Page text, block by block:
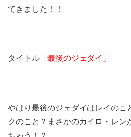
てきました！！
タイトル 「最後のジェダイ」
やはり最後のジェダイはレイのこ
クのこと？まさかのカイロ・レン